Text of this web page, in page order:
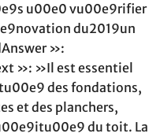
u00e0 vu00e9rifier
du2019un
»:
»: »Il est essentiel
des fondations,
et des planchers,
du toit. La